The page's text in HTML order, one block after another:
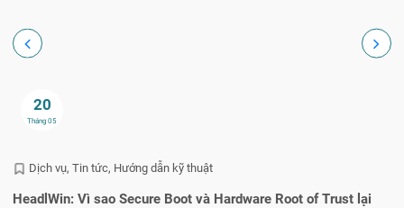
20
Tháng 05
Dịch vụ Tin tức Hướng dẫn kỹ thuật
HeadlWin: Vì sao Secure Boot và Hardware Root of Trust lại